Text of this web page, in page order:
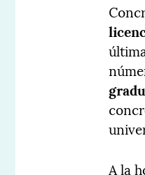
A la